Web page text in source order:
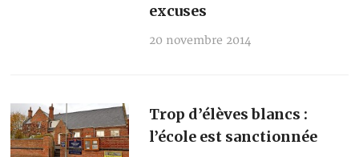
excuses
20 novembre 2014
Trop d’élèves blancs :
l’école est sanctionnée